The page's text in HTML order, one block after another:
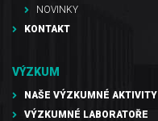
NOVINKY
KONTAKT
VÝZKUM
NAŠE VÝZKUMNÉ AKTIVITY
VÝZKUMNÉ LABORATOŘE